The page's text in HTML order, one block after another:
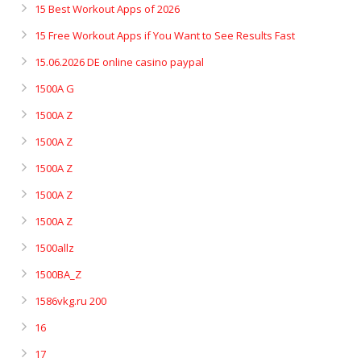
15 Best Workout Apps of 2026
15 Free Workout Apps if You Want to See Results Fast
15.06.2026 DE online casino paypal
1500A G
1500A Z
1500A Z
1500A Z
1500A Z
1500A Z
1500allz
1500BA_Z
1586vkg.ru 200
16
17